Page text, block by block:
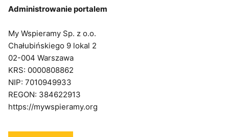
Administrowanie portalem
My Wspieramy Sp. z o.o.
Chałubińskiego 9 lokal 2
02-004 Warszawa
KRS: 0000808862
NIP: 7010949933
REGON: 384622913
https://mywspieramy.org